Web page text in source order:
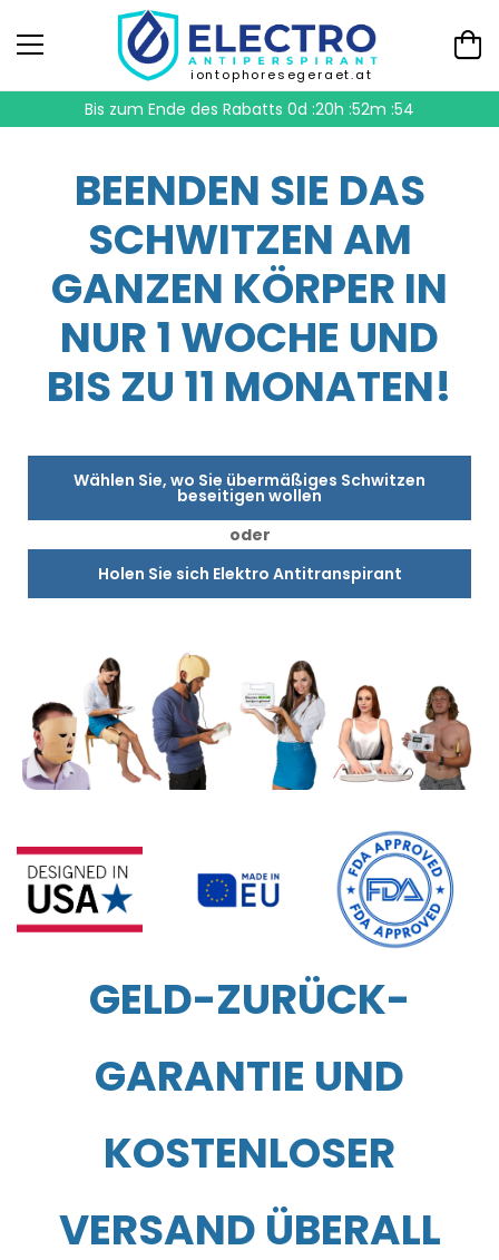
iontophoresegeraet.at
Bis zum Ende des Rabatts0d :20h :52m :53
BEENDEN SIE DAS
SCHWITZEN AM
GANZEN KÖRPER IN
NUR 1 WOCHE UND
BIS ZU 11 MONATEN!
Wählen Sie, wo Sie übermäßiges Schwitzen
beseitigen wollen
oder
Holen Sie sich Elektro Antitranspirant
GELD-ZURÜCK-
GARANTIE UND
KOSTENLOSER
VERSAND ÜBERALL